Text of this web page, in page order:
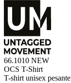
66.1010 NEW
OCS T-Shirt
T-shirt unisex pesante